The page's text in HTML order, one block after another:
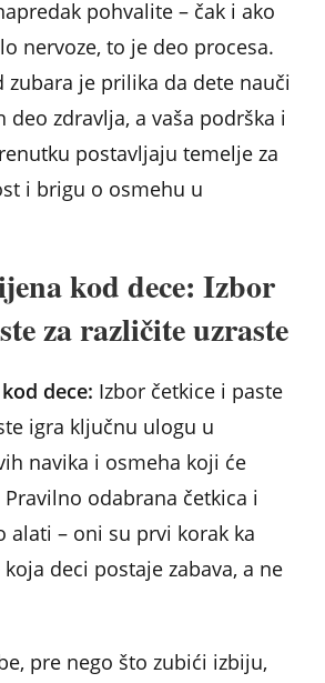
pohvalite – čak i ako
nervoze, to je deo procesa.
zubara je prilika da dete nauči
deo zdravlja, a vaša podrška i
postavljaju temelje za
i brigu o osmehu u
kod dece: Izbor
za različite uzraste
dece: Izbor četkice i paste
igra ključnu ulogu u
navika i osmeha koji će
odabrana četkica i
alati – oni su prvi korak ka
deci postaje zabava, a ne
pre nego što zubići izbiju,